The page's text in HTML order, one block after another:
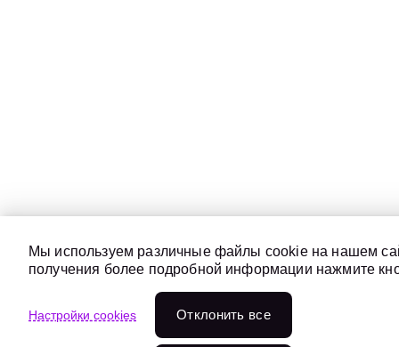
Мы используем различные файлы cookie на нашем
получения более подробной информации нажмите
Настройки cookies Отклонить всe